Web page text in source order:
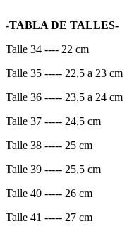
-TABLA DE TALLES-
Talle 34 ---- 22 cm
Talle 35 ----- 22,5 a 23 cm
Talle 36 ----- 23,5 a 24 cm
Talle 37 ----- 24,5 cm
Talle 38 ----- 25 cm
Talle 39 ----- 25,5 cm
Talle 40 ----- 26 cm
Talle 41 ----- 27 cm